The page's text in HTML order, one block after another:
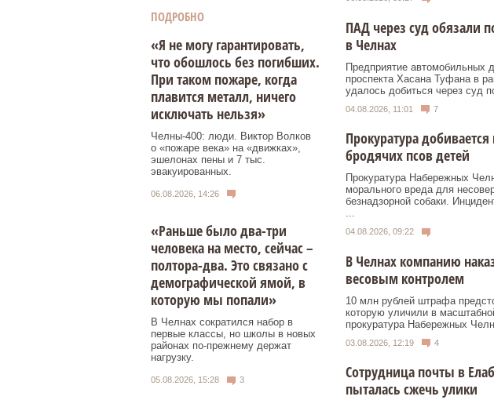
ПОДРОБНО
«Я не могу гарантировать,
что обошлось без погибших.
При таком пожаре, когда
плавится металл, ничего
исключать нельзя»
Челны-400: люди. Виктор Волков
о «пожаре века» на «движках»,
эшелонах пены и 7 тыс.
эвакуированных.
06.08.2026, 14:26
«Раньше было два-три
человека на место, сейчас –
полтора-два. Это связано с
демографической ямой, в
которую мы попали»
В Челнах сократился набор в
первые классы, но школы в новых
районах по-прежнему держат
нагрузку.
05.08.2026, 15:28 3
ПАД через суд обязали
в Челнах
Предприятие автомобильных
проспекта Хасана Туфана в
удалось добиться через суд
04.08.2026, 11:01 7
Прокуратура
бродячих псов детей
Прокуратура Набережных
морального вреда для
безнадзорной собаки.
...
04.08.2026, 09:22
В Челнах компанию
весовым контролем
10 млн рублей штрафа
которую уличили в
прокуратура Набережных
03.08.2026, 12:19 4
Сотрудница почты в
пыталась сжечь улики